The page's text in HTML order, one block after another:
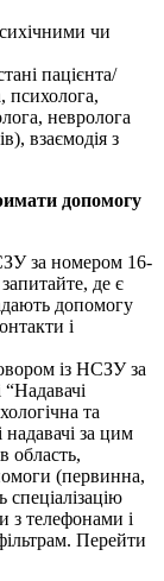
чи
пацієнта/
психолога,
невролога
взаємодія з
допомогу
за номером 16-
де є
допомогу
і
із НСЗУ за
та
надавачі за цим
область,
(первинна,
спеціалізацію
з телефонами і
Перейти